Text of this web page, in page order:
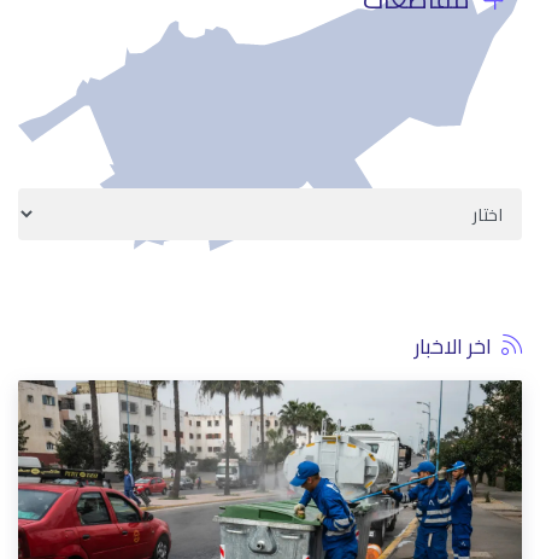
اخر الاخبار